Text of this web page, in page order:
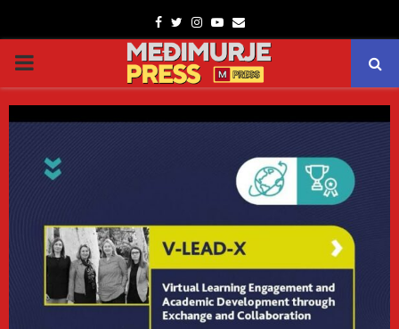
Facebook
TwitterInstagram
Youtube
Email
PRIMARY
MENU